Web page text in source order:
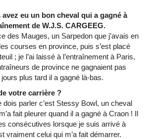
eu un bon cheval qui a gagné à
de W.J.S. CARGEEG.
des Mauges, un Sarpedon que j’avais en
courses en province, puis s’est placé
; je l’ai laissé à l’entraînement à Paris,
de province ne gagnaient pas
plus tard il a gagné là-bas.
votre carrière ?
dois parler c’est Stessy Bowl, un cheval
fait pleurer quand il a gagné à Craon ! Il
consécutives lorsque je suis arrivé à
vraiment celui qui m’a fait démarrer.